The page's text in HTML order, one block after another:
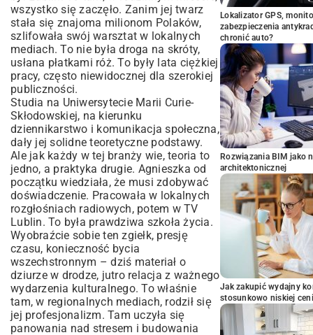
wszystko się zaczęło. Zanim jej twarz
stała się znajoma milionom Polaków,
szlifowała swój warsztat w lokalnych
mediach. To nie była droga na skróty,
usłana płatkami róż. To były lata ciężkiej
pracy, często niewidocznej dla szerokiej
publiczności.
Studia na Uniwersytecie Marii Curie-
Skłodowskiej, na kierunku
dziennikarstwo i komunikacja społeczna,
dały jej solidne teoretyczne podstawy.
Ale jak każdy w tej branży wie, teoria to
jedno, a praktyka drugie. Agnieszka od
początku wiedziała, że musi zdobywać
doświadczenie. Pracowała w lokalnych
rozgłośniach radiowych, potem w TV
Lublin. To była prawdziwa szkoła życia.
Wyobraźcie sobie ten zgiełk, presję
czasu, konieczność bycia
wszechstronnym – dziś materiał o
dziurze w drodze, jutro relacja z ważnego
wydarzenia kulturalnego. To właśnie
tam, w regionalnych mediach, rodził się
jej profesjonalizm. Tam uczyła się
panowania nad stresem i budowania
Lokalizator GPS,
zabezpieczenia
chronić auto?
Rozwiązania BIM jako
architektonicznej
Jak zakupić wydajny
stosunkowo niskiej